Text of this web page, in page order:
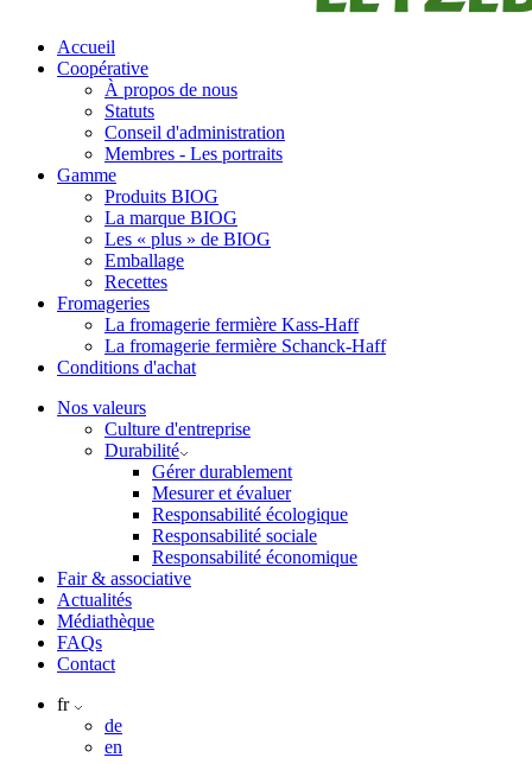
Accueil
Coopérative
À propos de nous
Statuts
Conseil d'administration
Membres - Les portraits
Gamme
Produits BIOG
La marque BIOG
Les « plus » de BIOG
Emballage
Recettes
Fromageries
La fromagerie fermière Kass-Haff
La fromagerie fermière Schanck-Haff
Conditions d'achat
Nos valeurs
Culture d'entreprise
Durabilité
Gérer durablement
Mesurer et évaluer
Responsabilité écologique
Responsabilité sociale
Responsabilité économique
Fair & associative
Actualités
Médiathèque
FAQs
Contact
fr
de
en